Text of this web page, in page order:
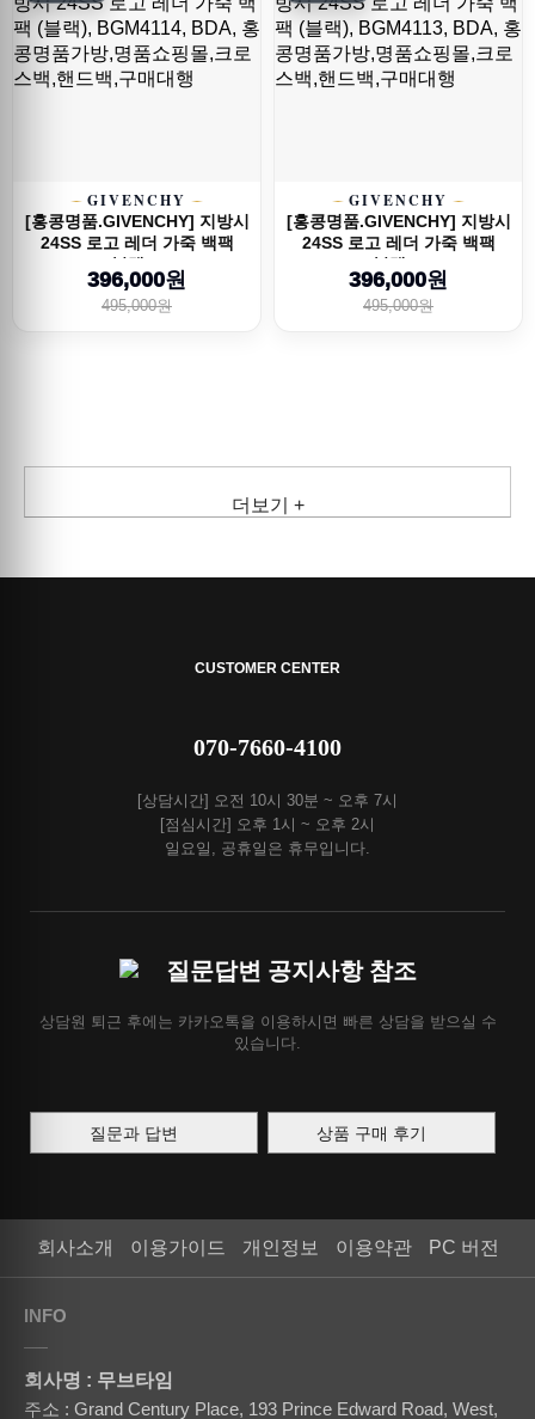
GIVENCHY
[홍콩명품.GIVENCHY] 지방시
24SS 로고 레더 가죽 백팩
(블랙),...
396,000원
495,000원
GIVENCHY
[홍콩명품.GIVENCHY] 지방시
24SS 로고 레더 가죽 백팩
(블랙),...
396,000원
495,000원
더보기 +
CUSTOMER CENTER
070-7660-4100
[상담시간] 오전 10시 30분 ~ 오후 7시
[점심시간] 오후 1시 ~ 오후 2시
일요일, 공휴일은 휴무입니다.
질문답변 공지사항 참조
상담원 퇴근 후에는 카카오톡을 이용하시면 빠른 상담을 받으실 수
있습니다.
질문과 답변 상품 구매 후기
회사소개 이용가이드 개인정보 이용약관 PC 버전
INFO
회사명 : 무브타임
주소 : Grand Century Place, 193 Prince Edward Road, West,